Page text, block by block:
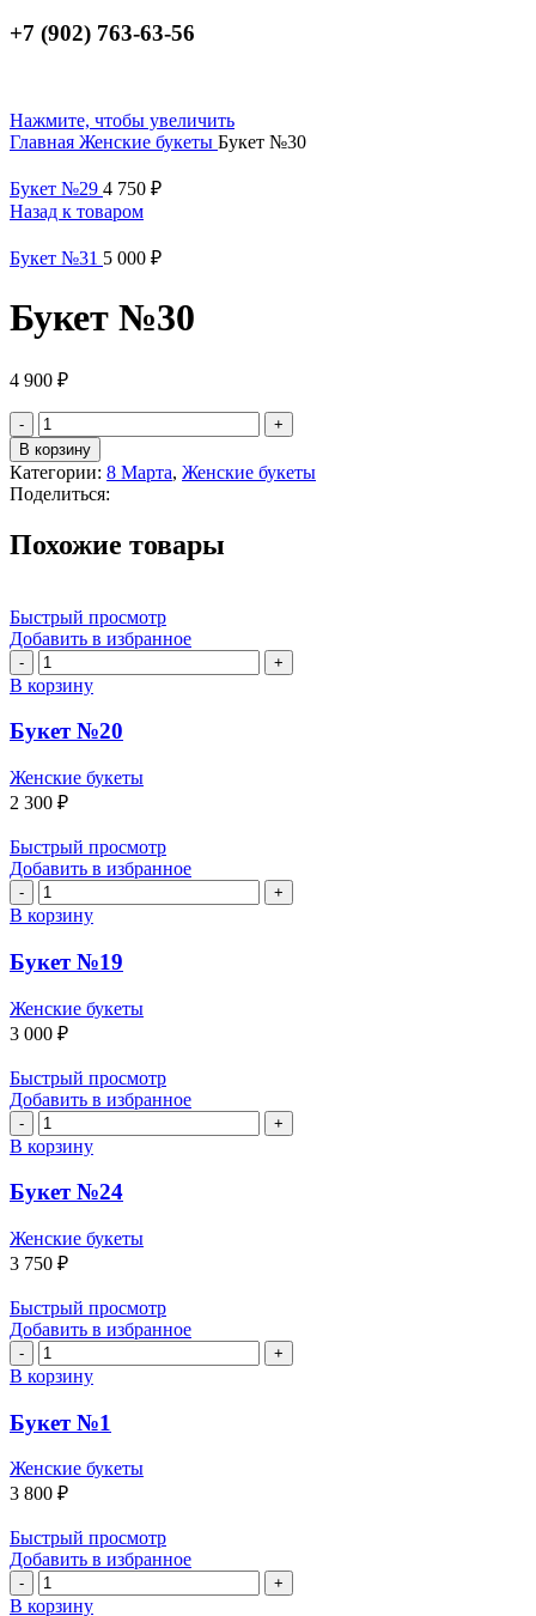
+7 (902) 763-63-56
Нажмите, чтобы увеличить
Главная Женские букеты Букет №30
Букет №29 4 750 ₽
Назад к товаром
Букет №31 5 000 ₽
Букет №30
4 900 ₽
Количество
товара
Букет
№30
В корзину
Категории: 8 Марта, Женские букеты
Поделиться:
Похожие товары
Быстрый просмотр
Добавить в избранное
Количество
товара
Букет
№20
В корзину
Букет №20
Женские букеты
2 300 ₽
Быстрый просмотр
Добавить в избранное
Количество
товара
Букет
В корзину
Букет №19
Женские букеты
3 000 ₽
Быстрый просмотр
Добавить в избранное
Количество
товара
Букет
№24
В корзину
Букет №24
Женские букеты
3 750 ₽
Быстрый просмотр
Добавить в избранное
Количество
товара
Букет
В корзину
Букет №1
Женские букеты
3 800 ₽
Быстрый просмотр
Добавить в избранное
Количество
товара
В корзину